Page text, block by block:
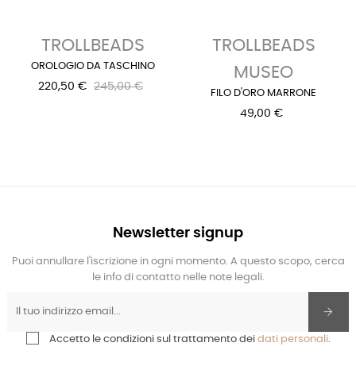
TROLLBEADS
OROLOGIO DA TASCHINO
220,50 € 245,00 €
TROLLBEADS
MUSEO
FILO D'ORO MARRONE
49,00 €
Newsletter signup
Puoi annullare l'iscrizione in ogni momento. A questo scopo, cerca
le info di contatto nelle note legali.
Accetto le condizioni sul trattamento dei dati personali.